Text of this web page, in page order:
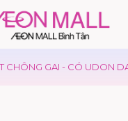
UDON DAY TIẾP SỨC